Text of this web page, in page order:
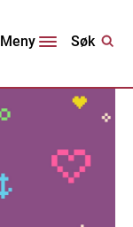
Meny Søk